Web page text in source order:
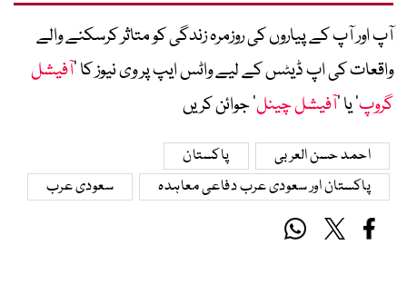
آپ اور آپ کے پیاروں کی روزمرہ زندگی کو متاثر کرسکنے والے
واقعات کی اپ ڈیٹس کے لیے واٹس ایپ پر وی نیوز کا ’آفیشل
گروپ‘ یا ’آفیشل چینل‘ جوائن کریں
احمد حسن العربی
پاکستان
پاکستان اور سعودی عرب دفاعی معاہدہ
سعودی عرب